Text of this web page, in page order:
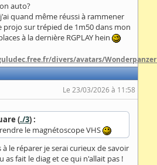
auto?
quand même réussi à rammener
projo sur trépied de 1m50 dans mon
à la dernière RGPLAY hein
divers/avatars/
Le 23/03/2026 à 11:58
(./3) :
le magnétoscope VHS
à le réparer je serai curieux de savoir
as fait le diag et ce qui n'allait pas !